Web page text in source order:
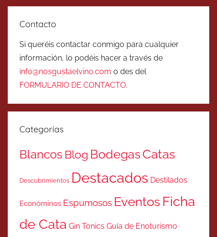
Contacto
Si queréis contactar conmigo para cualquier
información, lo podéis hacer a través de
info@nosgustaelvino.com o des del
FORMULARIO DE CONTACTO.
Categorías
Blancos Blog BodegasCatas
Descubrimientos Destacados Destilados
Económinos Espumosos Eventos Ficha
de Cata Gin Tonics Guía de Enoturismo